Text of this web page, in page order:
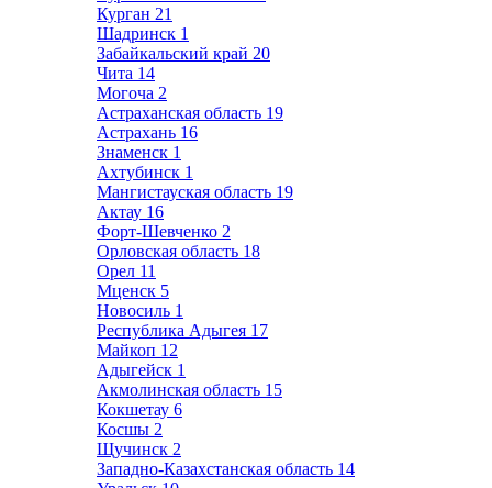
Курган 21
Шадринск 1
Забайкальский край 20
Чита 14
Могоча 2
Астраханская область 19
Астрахань 16
Знаменск 1
Ахтубинск 1
Мангистауская область 19
Актау 16
Форт-Шевченко 2
Орловская область 18
Орел 11
Мценск 5
Новосиль 1
Республика Адыгея 17
Майкоп 12
Адыгейск 1
Акмолинская область 15
Кокшетау 6
Косшы 2
Щучинск 2
Западно-Казахстанская область 14